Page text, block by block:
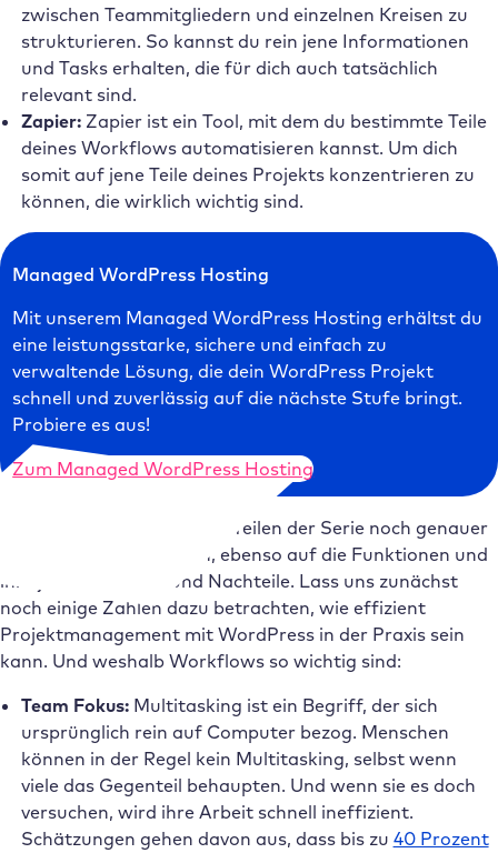
zwischen Teammitgliedern und einzelnen Kreisen zu
strukturieren. So kannst du rein jene Informationen
und Tasks erhalten, die für dich auch tatsächlich
relevant sind.
Zapier:Zapier ist ein Tool, mit dem du bestimmte Teile
deines Workflows automatisieren kannst. Um dich
somit auf jene Teile deines Projekts konzentrieren zu
können, die wirklich wichtig sind.
Managed WordPress Hosting
Mit unserem Managed WordPress Hosting erhältst du
eine leistungsstarke, sichere und einfach zu
verwaltende Lösung, die dein WordPress Projekt
schnell und zuverlässig auf die nächste Stufe bringt.
Probiere es aus!
Zum Managed WordPress Hosting
Wir gehen in den weiteren Teilen der Serie noch genauer
auf diese Werkzeuge ein, ebenso auf die Funktionen und
ihre jeweiligen Vor- und Nachteile. Lass uns zunächst
noch einige Zahlen dazu betrachten, wie effizient
Projektmanagement mit WordPress in der Praxis sein
kann. Und weshalb Workflows so wichtig sind:
Team Fokus:Multitasking ist ein Begriff, der sich
ursprünglich rein auf Computer bezog. Menschen
können in der Regel kein Multitasking, selbst wenn
viele das Gegenteil behaupten. Und wenn sie es doch
versuchen, wird ihre Arbeit schnell ineffizient.
Schätzungen gehen davon aus, dass bis zu 40 Prozent